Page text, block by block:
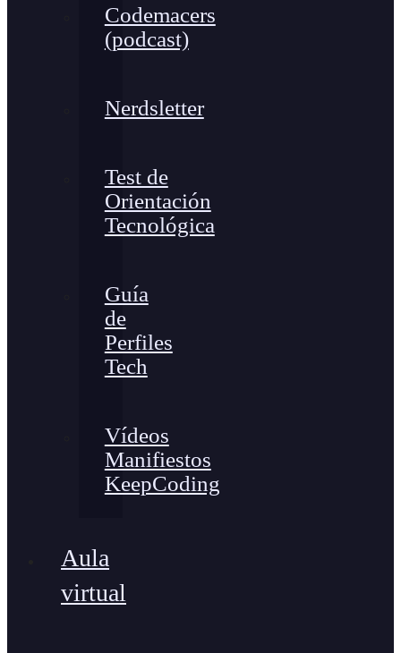
Codemacers
(podcast)
Nerdsletter
Test de
Orientación
Tecnológica
Guía
de
Perfiles
Tech
Vídeos
Manifiestos
KeepCoding
Aula
virtual